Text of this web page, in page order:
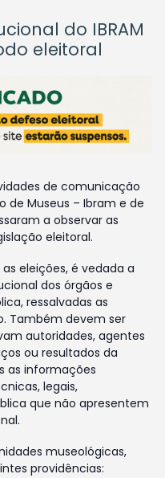
do IBRAM
eleitoral
de comunicação
de Museus – Ibram e de
a observar as
eleitoral.
eleições, é vedada a
dos órgãos e
ressalvadas as
Também devem ser
autoridades, agentes
ou resultados da
as informações
legais,
que não apresentem
museológicas,
providências: